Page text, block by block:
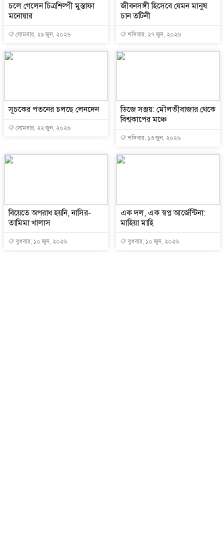
চলে গেলেন চিত্রশিল্পী মুস্তাফা
মনোয়ার
সোমবার, ২৯ জুন, ২০২৬
জীবনসঙ্গী হিসেবে যেমন মানুষ
চান তটিনী
শনিবার, ২৭ জুন, ২০২৬
সূচকের পতনের চলছে লেনদেন
সোমবার, ২২ জুন, ২০২৬
ডিজে সঞ্জয়: মৌলভীবাজার থেকে
বিশ্বকাপের মঞ্চে
শনিবার, ১৩ জুন, ২০২৬
বিয়েতে অপরাধ হয়নি, নাসির-
তামিমা খালাস
বুধবার, ১০ জুন, ২০২৬
এক দল, এক স্বপ্ন আর্জেন্টিনা:
মাহিয়া মাহি
বুধবার, ১০ জুন, ২০২৬